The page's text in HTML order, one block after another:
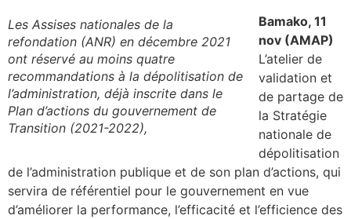
Les Assises nationales de la
refondation (ANR) en décembre 2021
ont réservé au moins quatre
recommandations à la dépolitisation de
l’administration, déjà inscrite dans le
Plan d’actions du gouvernement de
Transition (2021-2022),
Bamako, 11
nov (AMAP)
L’atelier de
validation et
de partage de
la Stratégie
nationale de
dépolitisation
de l’administration publique et de son plan d’actions, qui
servira de référentiel pour le gouvernement en vue
d’améliorer la performance, l’efficacité et l’efficience des